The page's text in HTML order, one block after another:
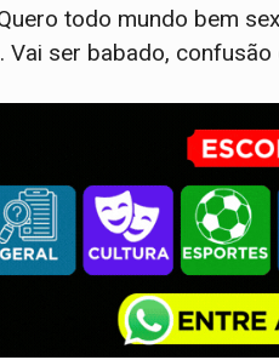
todo mundo bem
ser babado,